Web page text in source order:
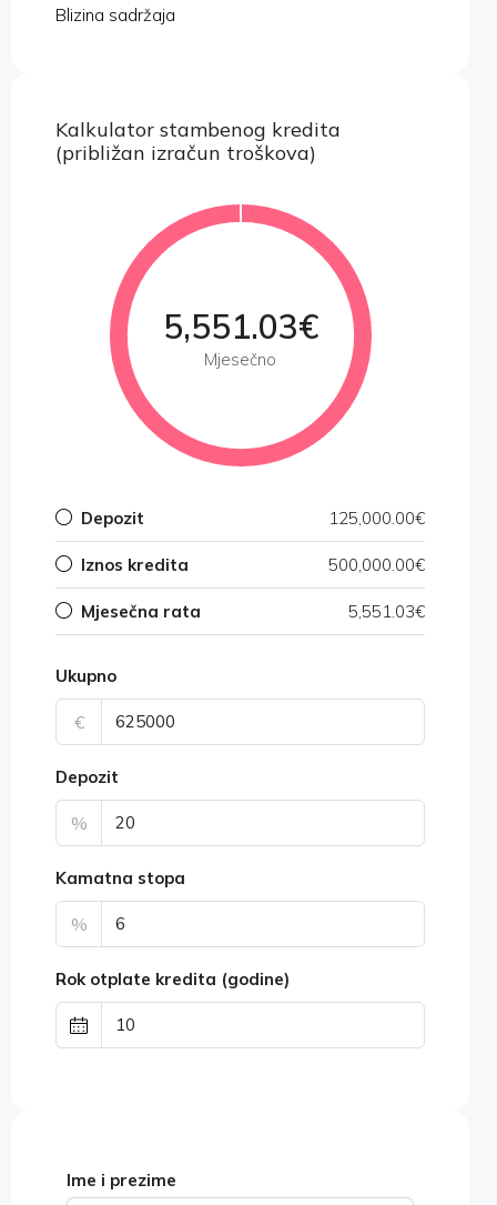
Blizina sadržaja
Kalkulator stambenog kredita
(približan izračun troškova)
5,551.03€
Mjesečno
Depozit 125,000.00€
Iznos kredita 500,000.00€
Mjesečna rata 5,551.03€
Ukupno
€
Depozit
%
Kamatna stopa
%
Rok otplate kredita (godine)
Ime i prezime